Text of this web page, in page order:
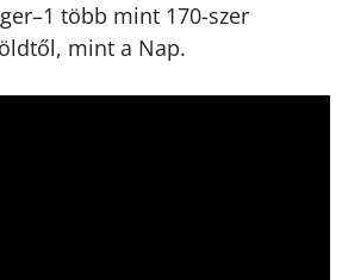
több mint 170-szer
mint a Nap.